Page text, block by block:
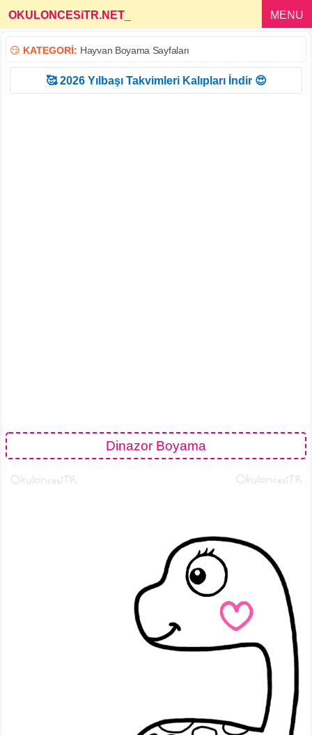
OKULONCESiTR.NET MENU
😏 KATEGORİ: Hayvan Boyama Sayfaları
🥰 2026 Yılbaşı Takvimleri Kalıpları İndir 😍
Dinazor Boyama